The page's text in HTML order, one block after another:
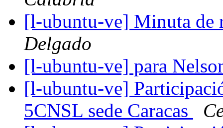
[l-ubuntu-ve] Minuta de
Delgado
[l-ubuntu-ve] para
[l-ubuntu-ve]
5CNSL sede Caracas